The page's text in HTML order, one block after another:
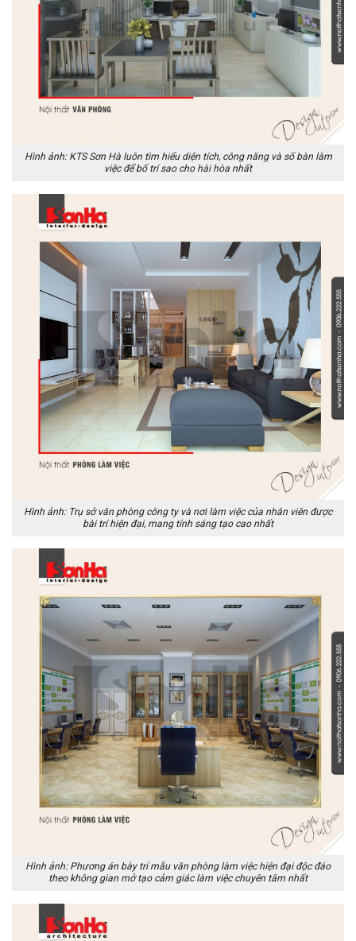
Hình ảnh: KTS Sơn Hà luôn tìm hiểu diện tích, công năng và số bàn làm
việc để bố trí sao cho hài hòa nhất
Hình ảnh: Trụ sở văn phòng công ty và nơi làm việc của nhân viên được
bài trí hiện đại, mang tính sáng tạo cao nhất
Hình ảnh: Phương án bày trí mẫu văn phòng làm việc hiện đại độc đáo
theo không gian mở tạo cảm giác làm việc chuyên tâm nhất